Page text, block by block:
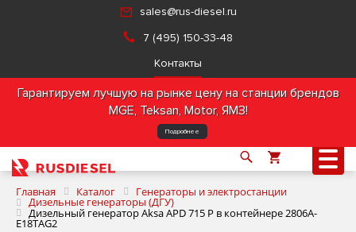
sales@rus-diesel.ru
7 (495) 150-33-48
Контакты
Гарантируем лучшую на рынке цену на станции брендов
MGE, Teksan, Motor, ЯМЗ!
Подробнее
Главная Каталог Генераторы и электростанции
Дизельные генераторы (ДГУ)
Дизельный генератор Aksa APD 715 P в контейнере 2806A-
E18TAG2